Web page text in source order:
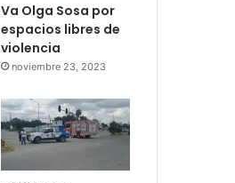
Va Olga Sosa por
espacios libres de
violencia
noviembre 23, 2023